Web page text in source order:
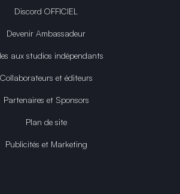
Discord OFFICIEL
Devenir Ambassadeur
aux studios indépendants
Collaborateurs et éditeurs
Partenaires et Sponsors
Plan de site
Publicités et Marketing